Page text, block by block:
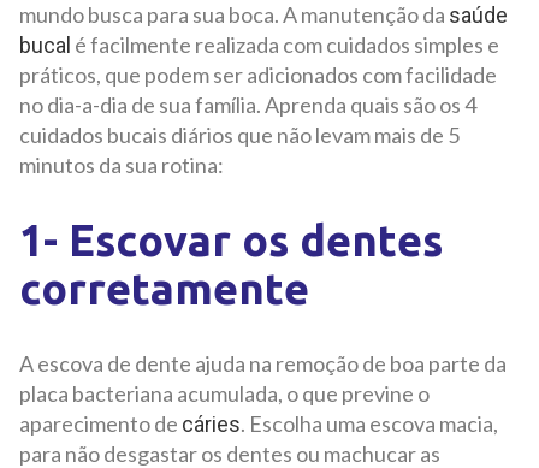
mundo busca para sua boca. A manutenção da saúde
bucal é facilmente realizada com cuidados simples e
práticos, que podem ser adicionados com facilidade
no dia-a-dia de sua família. Aprenda quais são os 4
cuidados bucais diários que não levam mais de 5
minutos da sua rotina:
1- Escovar os dentes
corretamente
A escova de dente ajuda na remoção de boa parte da
placa bacteriana acumulada, o que previne o
aparecimento de cáries. Escolha uma escova macia,
para não desgastar os dentes ou machucar as